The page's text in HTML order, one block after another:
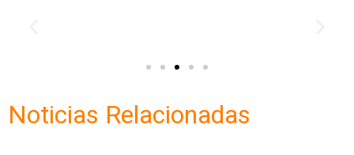
Noticias Relacionadas